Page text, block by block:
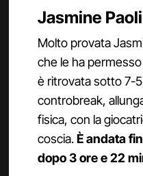
Jasmine
Molto provata
che le ha
è ritrovata sotto 7-
controbreak,
fisica, con la
coscia.È andata
dopo 3 ore e 22